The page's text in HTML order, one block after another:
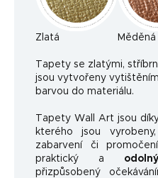
Zlatá Měděná
Tapety se zlatými,
jsou vytvořeny
barvou do materiálu.
Tapety Wall Art jsou
kterého jsou
zabarvení či
praktický a
přizpůsobený